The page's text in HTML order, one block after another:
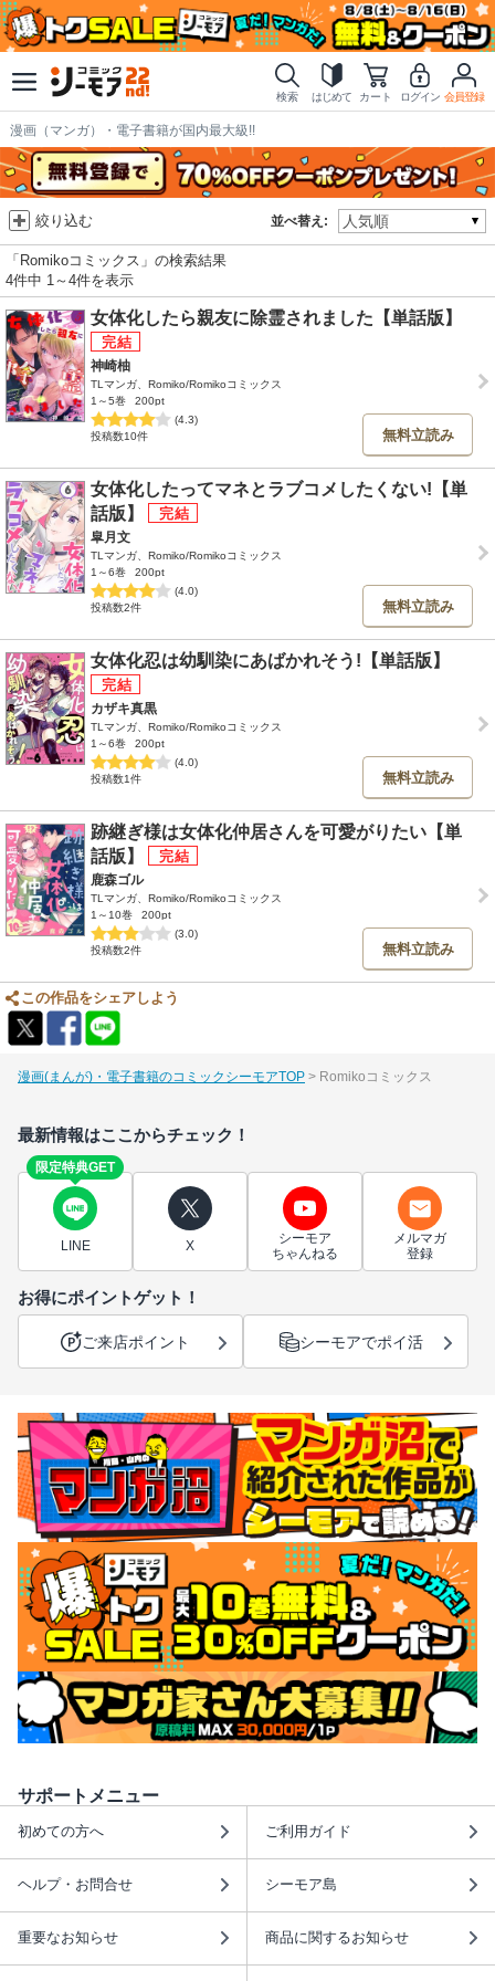
検索 はじめて カート ログイン 会員登録
漫画（マンガ）・電子書籍が国内最大級!!
並べ替え:
絞り込む
「Romikoコミックス」の検索結果
4件中 1～4件を表示
女体化したら親友に除霊されました【単話版】
神崎柚
TLマンガ、Romiko/Romikoコミックス
1～5巻
200pt
(4.3)
投稿数10件
無料立読み
女体化したってマネとラブコメしたくない!【単
話版】
皐月文
TLマンガ、Romiko/Romikoコミックス
1～6巻
200pt
(4.0)
投稿数2件
無料立読み
女体化忍は幼馴染にあばかれそう!【単話版】
カザキ真黒
TLマンガ、Romiko/Romikoコミックス
1～6巻
200pt
(4.0)
投稿数1件
無料立読み
跡継ぎ様は女体化仲居さんを可愛がりたい【単
話版】
鹿森ゴル
TLマンガ、Romiko/Romikoコミックス
1～10巻
200pt
(3.0)
投稿数2件
無料立読み
この作品をシェアしよう
漫画(まんが)・電子書籍のコミックシーモアTOP Romikoコミックス
最新情報はここからチェック！
限定特典GET
LINE X
シーモア
ちゃんねる
メルマガ
登録
お得にポイントゲット！
ご来店ポイント シーモアでポイ活
サポートメニュー
初めての方へ ご利用ガイド
ヘルプ・お問合せ シーモア島
重要なお知らせ 商品に関するお知らせ